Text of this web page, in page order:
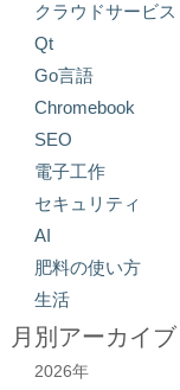
クラウドサービス
Qt
Go言語
Chromebook
SEO
電子工作
セキュリティ
AI
肥料の使い方
生活
月別アーカイブ
2026年